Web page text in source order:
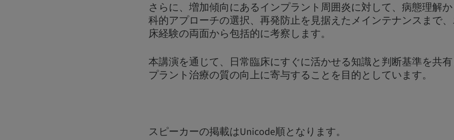
さらに、増加傾向にあるインプラント周囲炎に対して、病態理解
科的アプローチの選択、再発防止を見据えたメインテナンスまで
床経験の両面から包括的に考察します。
本講演を通じて、日常臨床にすぐに活かせる知識と判断基準を共
プラント治療の質の向上に寄与することを目的としています。
スピーカーの掲載はUnicode順となります。